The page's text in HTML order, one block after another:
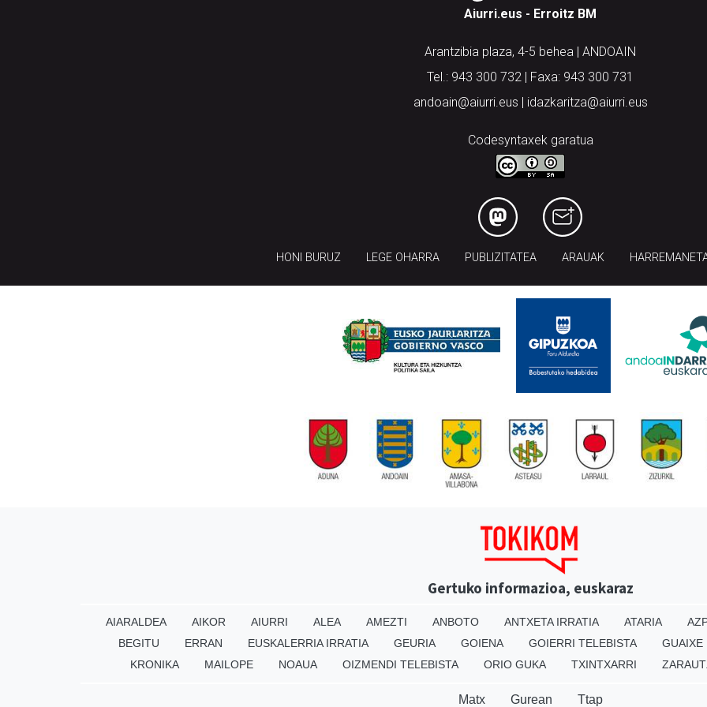
Aiurri.eus - Erroitz BM
Arantzibia plaza, 4-5 behea | ANDOAIN
Tel.: 943 300 732 | Faxa: 943 300 731
andoain@aiurri.eus | idazkaritza@aiurri.eus
Codesyntaxek garatua
HONI BURUZ LEGE OHARRA PUBLIZITATEA ARAUAK
Gertuko informazioa, euskaraz
AIARALDEA AIKOR AIURRI ALEA AMEZTI ANBOTO ANTXETA IRRATIA ATARIA
BEGITU
ERRAN EUSKALERRIA IRRATIA GEURIA GOIENA GOIERRI TELEBISTA GUAIXE
KRONIKA
MAILOPE NOAUA OIZMENDI TELEBISTA ORIO GUKA TXINTXARRI
Matx Gurean Ttap